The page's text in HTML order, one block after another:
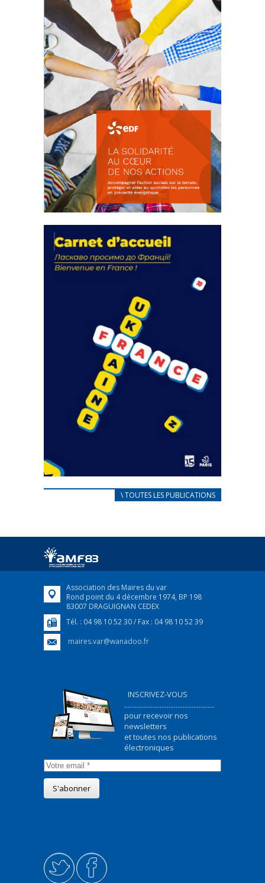
FEUILLETER
actions
18 septembre 2023
FEUILLETER
CARNET D’ACCUEIL
Afin d’accompagner au mieux les réfugiés
FEUILLETER
\ TOUTES LES PUBLICATIONS
Association des Maires du var
Rond point du 4 décembre 1974, BP 198
83007 DRAGUIGNAN CEDEX
Tél. : 04 98 10 52 30 / Fax : 04 98 10 52 39
maires.var@wanadoo.fr
INSCRIVEZ-VOUS
...................................................
pour recevoir nos
newsletters
et toutes nos publications
électroniques